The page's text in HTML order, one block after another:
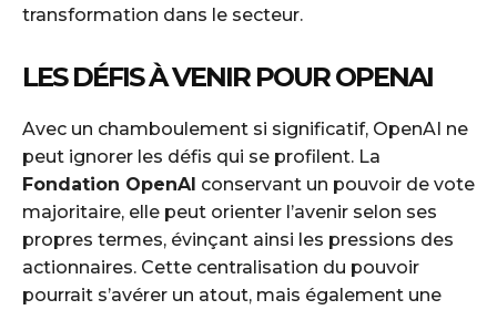
transformation dans le secteur.
LES DÉFIS À VENIR POUR OPENAI
Avec un chamboulement si significatif, OpenAI ne
peut ignorer les défis qui se profilent. La
Fondation OpenAI conservant un pouvoir de vote
majoritaire, elle peut orienter l’avenir selon ses
propres termes, évinçant ainsi les pressions des
actionnaires. Cette centralisation du pouvoir
pourrait s’avérer un atout, mais également une